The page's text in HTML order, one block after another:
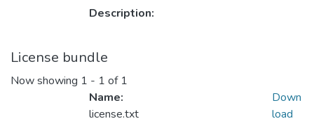
Description:
License bundle
Now showing 1 - 1 of 1
Name:
license.txt
Down
load